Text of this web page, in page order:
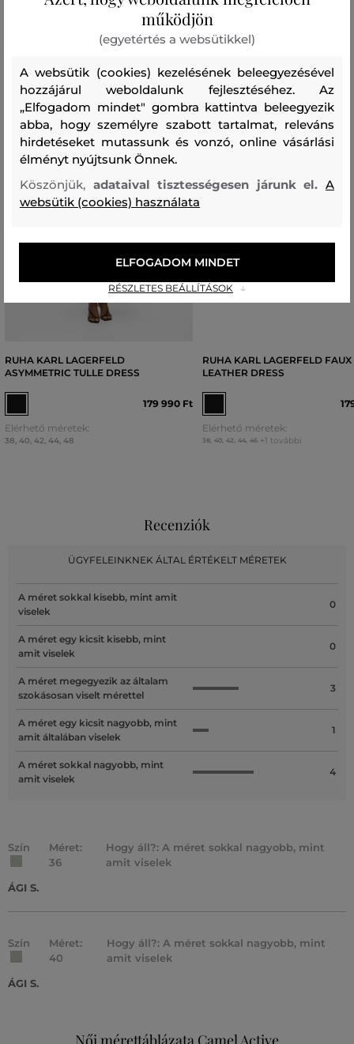
Ajánlott termékek
RUHA KARL LAGERFELD
ASYMMETRIC TULLE DRESS
179 990 Ft
Elérhető méretek:
38 40 42 44 48
RUHA KARL LAGERFELD FAUX
LEATHER DRESS
Elérhető méretek:
38, 40, 42, 44, 46 +1 további
Recenziók
ÜGYFELEINKNEK ÁLTAL ÉRTÉKELT MÉRETEK
A méret sokkal kisebb, mint amit
viselek
0
A méret egy kicsit kisebb, mint
amit viselek
0
A méret megegyezik az általam
szokásosan viselt mérettel
3
A méret egy kicsit nagyobb, mint
amit általában viselek
1
A méret sokkal nagyobb, mint
amit viselek
4
Szín
Méret:
36
Hogy áll?: A méret sokkal nagyobb, mint
amit viselek
ÁGI S.
Szín
Méret:
40
Hogy áll?: A méret sokkal nagyobb, mint
amit viselek
ÁGI S.
Női mérettáblázata Camel Active
működjön
(egyetértés a websütikkel)
A websütik (cookies) kezelésének beleegyezésével
hozzájárul weboldalunk fejlesztéséhez. Az
„Elfogadom mindet" gombra kattintva beleegyezik
abba, hogy személyre szabott tartalmat, releváns
hirdetéseket mutassunk és vonzó, online vásárlási
élményt nyújtsunk Önnek.
Köszönjük, adataival tisztességesen járunk el.A
websütik (cookies) használata
RÉSZLETES BEÁLLÍTÁSOK
ELFOGADOM MINDET